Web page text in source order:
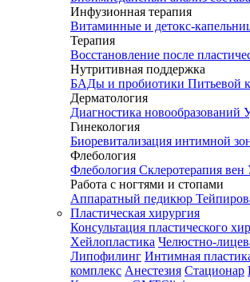
Инфузионная терапия
Витаминные и детокс-
Терапия
Восстановление после
Нутритивная поддержка
БАДы и пробиотики Питьевой
Дерматология
Диагностика новообразований
Гинекология
Биоревитализация интимной
Флебология
Флебология Склеротерапия вен
Работа с ногтями и стопами
Аппаратный педикюр
Пластическая хирургия
Консультация пластического
Хейлопластика Челюстно-
Липофилинг Интимная
комплекс Анестезия Стационар